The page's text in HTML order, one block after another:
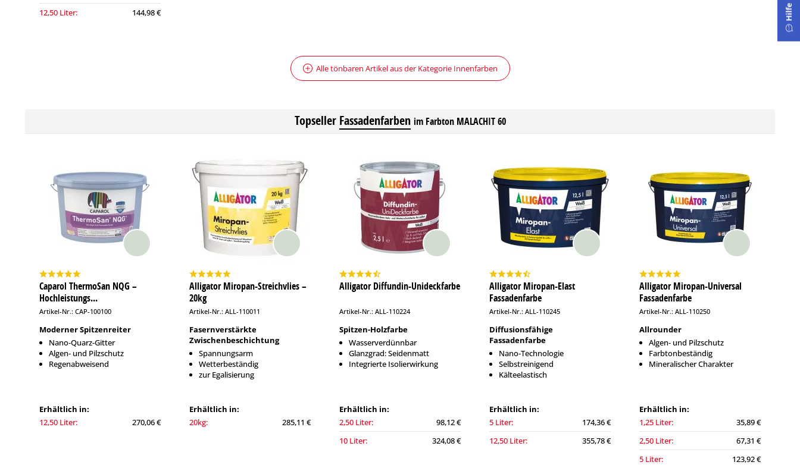
12,50 Liter:
144,98 €
Alle tönbaren Artikel aus der Kategorie Innenfarben
Topseller Fassadenfarben im Farbton MALACHIT 60
Caparol ThermoSan NQG –
Hochleistungs...
Artikel-Nr.: CAP-100100
Moderner Spitzenreiter
Nano-Quarz-Gitter
Algen- und Pilzschutz
Regenabweisend
Erhältlich in:
12,50 Liter:
270,06 €
Alligator Miropan-Streichvlies –
20kg
Artikel-Nr.: ALL-110011
Fasernverstärkte
Zwischenbeschichtung
Spannungsarm
Wetterbeständig
zur Egalisierung
Erhältlich in:
20kg:
285,11 €
Alligator Diffundin-Unideckfarbe
Artikel-Nr.: ALL-110224
Spitzen-Holzfarbe
Wasserverdünnbar
Glanzgrad: Seidenmatt
Integrierte Isolierwirkung
Erhältlich in:
2,50 Liter:
98,12 €
10 Liter:
324,08 €
Alligator Miropan-Elast
Fassadenfarbe
Artikel-Nr.: ALL-110245
Diffusionsfähige
Fassadenfarbe
Nano-Technologie
Selbstreinigend
Kälteelastisch
Erhältlich in:
5 Liter:
174,36 €
12,50 Liter:
355,78 €
Alligator Miropan-Universal
Fassadenfarbe
Artikel-Nr.: ALL-110250
Allrounder
Algen- und Pilzschutz
Farbtonbeständig
Mineralischer Charakter
Erhältlich in:
1,25 Liter:
35,89 €
2,50 Liter:
67,31 €
5 Liter:
123,92 €
Hilfe